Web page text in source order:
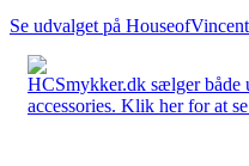
Se udvalget på
HCSmykker.dk sælger både
accessories. Klik her for at